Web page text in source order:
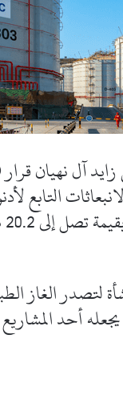
آل نهيان قرار
التابع
الغاز
أحد المشاريع